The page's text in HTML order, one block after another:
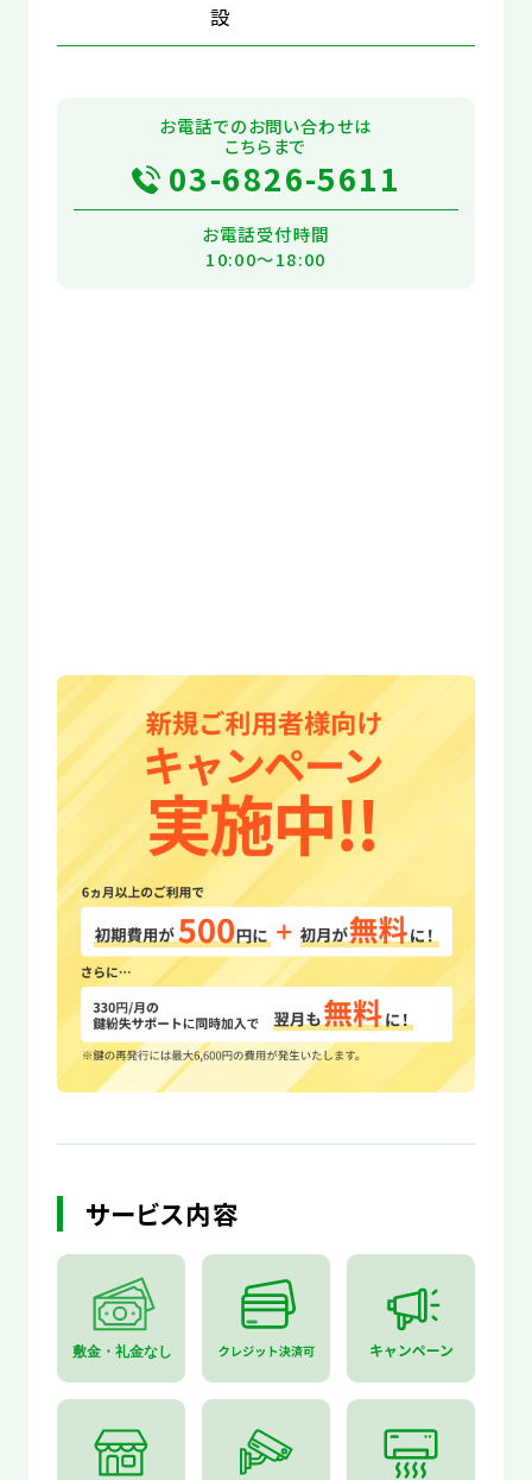
設
お電話でのお問い合わせは
こちらまで
03-6826-5611
お電話受付時間
10:00～18:00
サービス内容